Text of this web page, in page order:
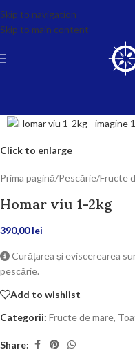
Skip to navigation
Skip to main content
Click to enlarge
Prima pagină/Pescărie/Fructe
Homar viu 1-2kg
390,00lei
Curățarea și eviscerearea
pescărie.
Add to wishlist
Categorii: Fructe de mare,
Share: